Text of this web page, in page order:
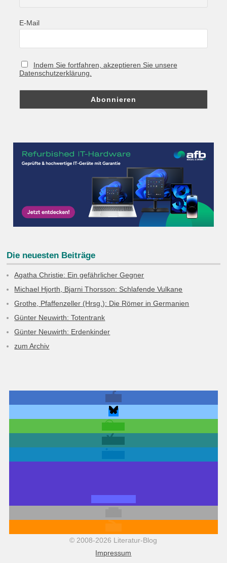
E-Mail
Indem Sie fortfahren, akzeptieren Sie unsere
Datenschutzerklärung.
Die neuesten Beiträge
Agatha Christie: Ein gefährlicher Gegner
Michael Hjorth, Bjarni Thorsson: Schlafende Vulkane
Grothe, Pfaffenzeller (Hrsg.): Die Römer in Germanien
Günter Neuwirth: Totentrank
Günter Neuwirth: Erdenkinder
zum Archiv
© 2008-2026 Literatur-Blog
Impressum